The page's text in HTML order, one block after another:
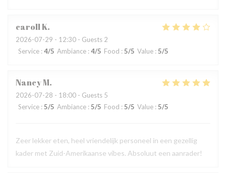
carollK
2026-07-29 - 12:30 - Guests 2
Service : 4/5 Ambiance : 4/5 Food : 5/5 Value : 5/5
NancyM
2026-07-28 - 18:00 - Guests 5
Service : 5/5 Ambiance : 5/5 Food : 5/5 Value : 5/5
Zeer lekker eten, heel vriendelijk personeel in een gezellig
kader met Zuid-Amerikaanse vibes. Absoluut een aanrader!